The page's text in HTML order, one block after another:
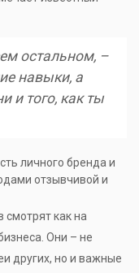
остальном, –
навыки, а
и того, как ты
личного бренда и
отзывчивой и
смотрят как на
Они – не
других, но и важные